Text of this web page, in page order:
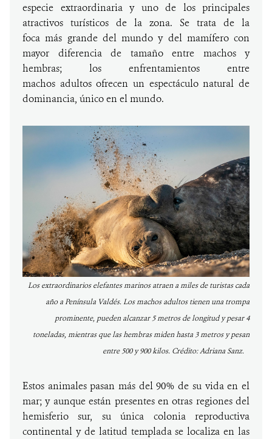
especie extraordinaria y uno de los principales
atractivos turísticos de la zona. Se trata de la
foca más grande del mundo y del mamífero con
mayor diferencia de tamaño entre machos y
hembras; los enfrentamientos entre
machos adultos ofrecen un espectáculo natural de
dominancia, único en el mundo.
Los extraordinarios elefantes marinos atraen a miles de turistas cada
año a Península Valdés. Los machos adultos tienen una trompa
prominente, pueden alcanzar 5 metros de longitud y pesar 4
toneladas, mientras que las hembras miden hasta 3 metros y pesan
entre 500 y 900 kilos. Crédito: Adriana Sanz.
Estos animales pasan más del 90% de su vida en el
mar; y aunque están presentes en otras regiones del
hemisferio sur, su única colonia reproductiva
continental y de latitud templada se localiza en las